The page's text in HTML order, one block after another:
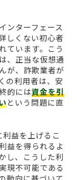
ンターフェース
しくない初心者
ています。こう
、正当な仮想通
が、詐欺業者が
の利用者は、安
的には資金を引
という問題に直
益を上げるこ
益を得られるよ
し、こうした利
現不可能である